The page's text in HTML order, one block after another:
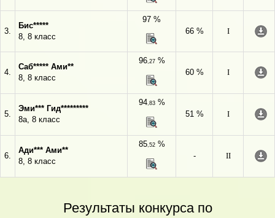
3.
Бис*****
8, 8 класс
97 %
66 %
I
4.
Саб***** Ами**
8, 8 класс
96,27%
60 %
I
5.
Эми*** Гид*********
8а, 8 класс
94,83%
51 %
I
6.
Ади*** Ами**
8, 8 класс
85,52%
-
II
Результаты конкурса по